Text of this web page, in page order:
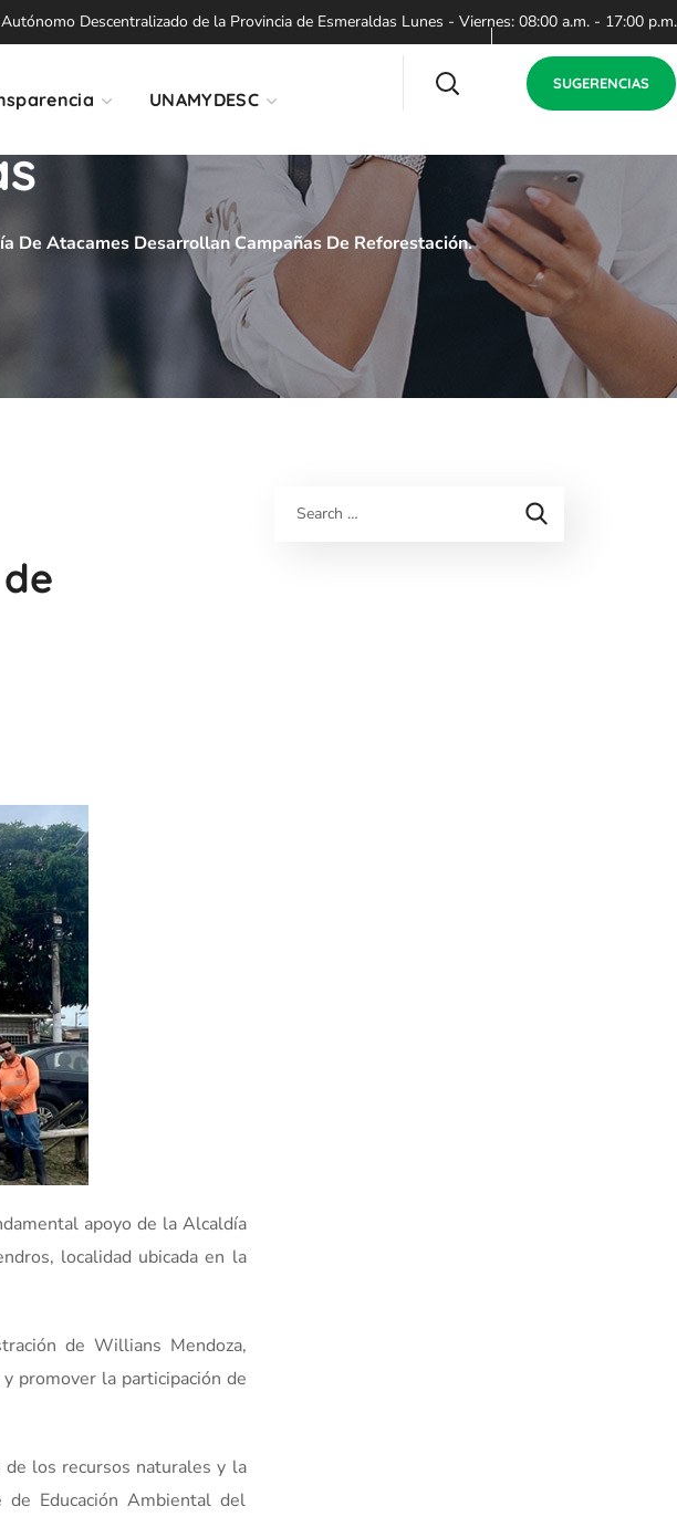
Descentralizado de la Provincia de Esmeraldas Lunes - Viernes: 08:00 a.m. - 17:00 p.m.
UNAMYDESC
SUGERENCIAS
De Atacames Desarrollan Campañas De Reforestación.
apoyo de la Alcaldía
localidad ubicada en la
de Willians Mendoza,
promover la participación de
de los recursos naturales y la
de Educación Ambiental del